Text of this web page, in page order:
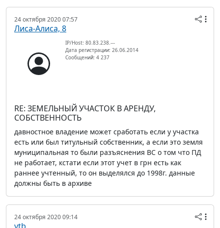
24 октября 2020 07:57
Лиса-Алиса, 8
IP/Host: 80.83.238.---
Дата регистрации: 26.06.2014
Сообщений: 4 237
RE: ЗЕМЕЛЬНЫЙ УЧАСТОК В АРЕНДУ,
СОБСТВЕННОСТЬ
давностное владение может сработать если у участка
есть или был титульный собственник, а если это земля
муниципальная то были разъяснения ВС о том что ПД
не работает, кстати если этот учет в грн есть как
раннее учтенный, то он выделялся до 1998г. данные
должны быть в архиве
24 октября 2020 09:14